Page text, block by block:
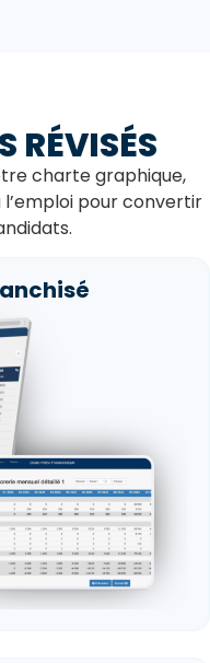
RÉVISÉS
charte graphique,
pour convertir